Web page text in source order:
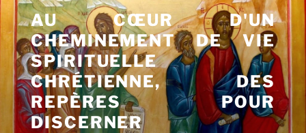
Aller
contenu
principal
AU CŒUR D'UN
CHEMINEMENT DE VIE
SPIRITUELLE
CHRÉTIENNE, DES
REPÈRES POUR
DISCERNER